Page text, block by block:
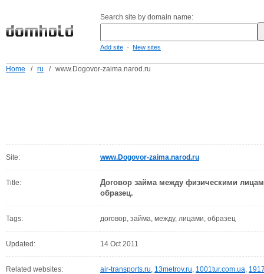
Search site by domain name:
Add site - New sites
Home / ru / www.Dogovor-zaima.narod.ru
Site: www.Dogovor-zaima.narod.ru
Title:
Договор займа между физическими
образец.
Tags: договор, займа, между, лицами, образец
Updated: 14 Oct 2011
Related websites: air-transports.ru, 13metrov.ru, 1001tur.com.ua,